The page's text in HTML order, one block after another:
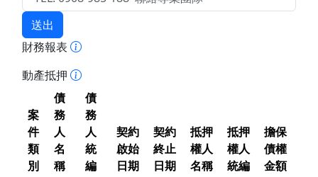
送出
財務報表
動產抵押
案
件
類
別
債
務
人
名
稱
債
務
人
統
編
契約
啟始
日期
契約
終止
日期
抵押
權人
名稱
抵押
權人
統編
擔保
債權
金額